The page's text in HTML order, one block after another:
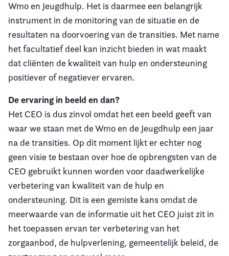
Wmo en Jeugdhulp. Het is daarmee een belangrijk
instrument in de monitoring van de situatie en de
resultaten na doorvoering van de transities. Met name
het facultatief deel kan inzicht bieden in wat maakt
dat cliënten de kwaliteit van hulp en ondersteuning
positiever of negatiever ervaren.
De ervaring in beeld en dan?
Het CEO is dus zinvol omdat het een beeld geeft van
waar we staan met de Wmo en de Jeugdhulp een jaar
na de transities. Op dit moment lijkt er echter nog
geen visie te bestaan over hoe de opbrengsten van de
CEO gebruikt kunnen worden voor daadwerkelijke
verbetering van kwaliteit van de hulp en
ondersteuning. Dit is een gemiste kans omdat de
meerwaarde van de informatie uit het CEO juist zit in
het toepassen ervan ter verbetering van het
zorgaanbod, de hulpverlening, gemeentelijk beleid, de